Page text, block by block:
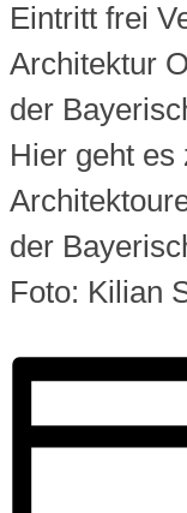
Eintritt frei
Architektur
der
Hier geht es
der
Foto: Kilian